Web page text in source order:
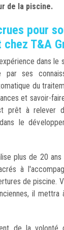
de la piscine.
pour
chez T&A
dans
ses
du
et savoir-
prêt à relever
le
plus de 20
à
de piscine.
il